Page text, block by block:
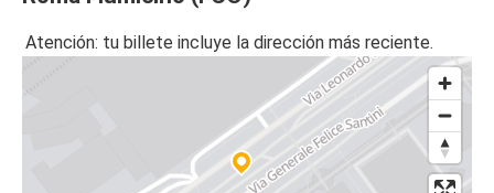
Atención: tu billete incluye la dirección más reciente.